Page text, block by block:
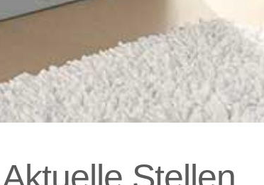
Aktuelle Stellen